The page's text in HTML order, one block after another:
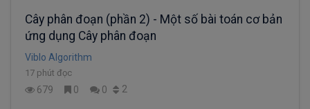
Cây phân đoạn (phần 2) - Một số bài toán cơ bản
ứng dụng Cây phân đoạn
Viblo Algorithm
17 phút đọc
679 0 0 2